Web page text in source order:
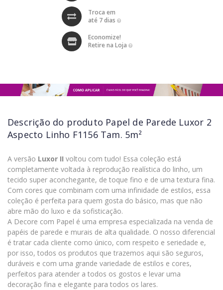
Troca em
até 7 dias
Economize!
Retire na Loja
Descrição do produto Papel de Parede Luxor 2
Aspecto Linho F1156 Tam. 5m²
A versão Luxor II voltou com tudo! Essa coleção está
completamente voltada à reprodução realística do linho, um
tecido super aconchegante, de toque fino e de uma textura fina.
Com cores que combinam com uma infinidade de estilos, essa
coleção é perfeita para quem gosta do básico, mas que não
abre mão do luxo e da sofisticação.
A Decore com Papel é uma empresa especializada na venda de
papéis de parede e murais de alta qualidade. O nosso diferencial
é tratar cada cliente como único, com respeito e seriedade e,
por isso, todos os produtos que trazemos aqui são seguros,
duráveis e com uma grande variedade de estilos e cores,
perfeitos para atender a todos os gostos e levar uma
decoração fina e elegante para todos os lares.